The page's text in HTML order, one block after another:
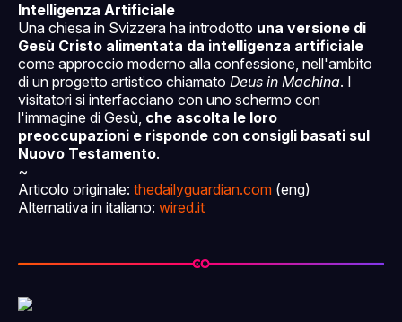
Intelligenza Artificiale
Una chiesa in Svizzera ha introdotto una versione di
Gesù Cristo alimentata da intelligenza artificiale
come approccio moderno alla confessione, nell'ambito
di un progetto artistico chiamato Deus in Machina. I
visitatori si interfacciano con uno schermo con
l'immagine di Gesù, che ascolta le loro
preoccupazioni e risponde con consigli basati sul
Nuovo Testamento.
~
Articolo originale: thedailyguardian.com (eng)
Alternativa in italiano: wired.it